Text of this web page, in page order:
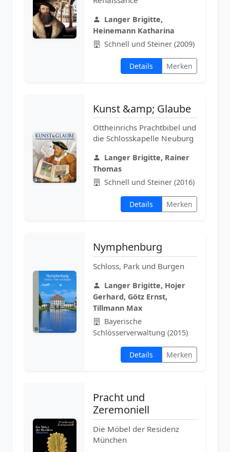
Langer Brigitte,
Heinemann Katharina
Schnell und Steiner (2009)
Details Merken
Kunst &amp; Glaube
Ottheinrichs Prachtbibel und
die Schlosskapelle Neuburg
Langer Brigitte, Rainer
Thomas
Schnell und Steiner (2016)
Details Merken
Nymphenburg
Schloss, Park und Burgen
Langer Brigitte, Hojer
Gerhard, Götz Ernst,
Tillmann Max
Bayerische
Schlösserverwaltung (2015)
Details Merken
Pracht und
Zeremoniell
Die Möbel der Residenz
München